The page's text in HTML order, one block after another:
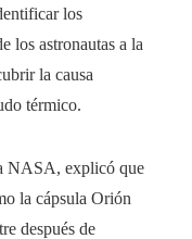
los
los astronautas a la
la causa
térmico.
NASA, explicó que
la cápsula Orión
después de